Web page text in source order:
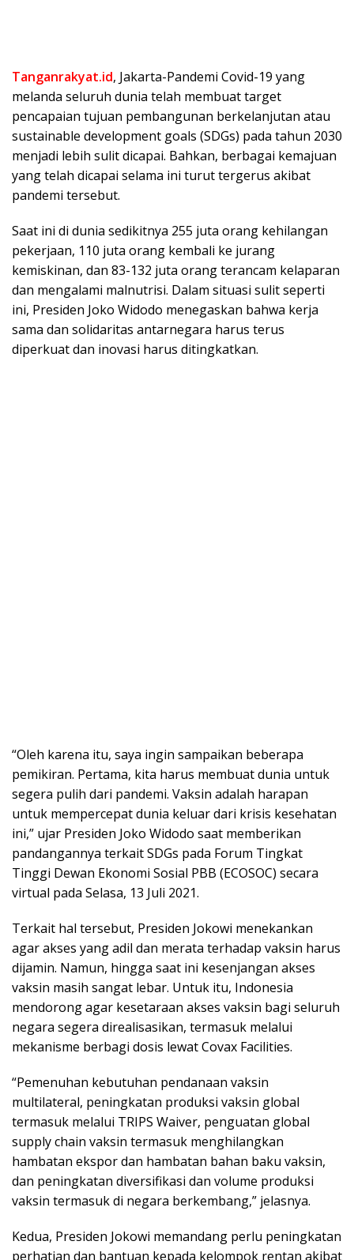
Tanganrakyat.id, Jakarta-Pandemi Covid-19 yang
melanda seluruh dunia telah membuat target
pencapaian tujuan pembangunan berkelanjutan atau
sustainable development goals (SDGs) pada tahun 2030
menjadi lebih sulit dicapai. Bahkan, berbagai kemajuan
yang telah dicapai selama ini turut tergerus akibat
pandemi tersebut.
Saat ini di dunia sedikitnya 255 juta orang kehilangan
pekerjaan, 110 juta orang kembali ke jurang
kemiskinan, dan 83-132 juta orang terancam kelaparan
dan mengalami malnutrisi. Dalam situasi sulit seperti
ini, Presiden Joko Widodo menegaskan bahwa kerja
sama dan solidaritas antarnegara harus terus
diperkuat dan inovasi harus ditingkatkan.
“Oleh karena itu, saya ingin sampaikan beberapa
pemikiran. Pertama, kita harus membuat dunia untuk
segera pulih dari pandemi. Vaksin adalah harapan
untuk mempercepat dunia keluar dari krisis kesehatan
ini,” ujar Presiden Joko Widodo saat memberikan
pandangannya terkait SDGs pada Forum Tingkat
Tinggi Dewan Ekonomi Sosial PBB (ECOSOC) secara
virtual pada Selasa, 13 Juli 2021.
Terkait hal tersebut, Presiden Jokowi menekankan
agar akses yang adil dan merata terhadap vaksin harus
dijamin. Namun, hingga saat ini kesenjangan akses
vaksin masih sangat lebar. Untuk itu, Indonesia
mendorong agar kesetaraan akses vaksin bagi seluruh
negara segera direalisasikan, termasuk melalui
mekanisme berbagi dosis lewat Covax Facilities.
“Pemenuhan kebutuhan pendanaan vaksin
multilateral, peningkatan produksi vaksin global
termasuk melalui TRIPS Waiver, penguatan global
supply chain vaksin termasuk menghilangkan
hambatan ekspor dan hambatan bahan baku vaksin,
dan peningkatan diversifikasi dan volume produksi
vaksin termasuk di negara berkembang,” jelasnya.
Kedua, Presiden Jokowi memandang perlu peningkatan
perhatian dan bantuan kepada kelompok rentan akibat